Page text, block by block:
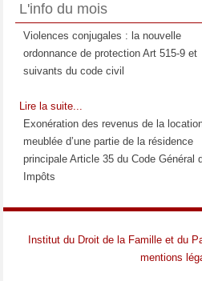
étendue de son appréciation
Les relations entre l'enfant et la
L'info du mois
Violences conjugales : la nouvelle
ordonnance de protection Art 515-9 et
suivants du code civil
Lire la suite...
Exonération des revenus de la
meublée d’une partie de la résidence
principale Article 35 du Code Général
Impôts
Lire la suite...
1446 du 24 décembre 2019 de
financement de la sécurité sociale
Institut du Droit de la Famille et du
mentions